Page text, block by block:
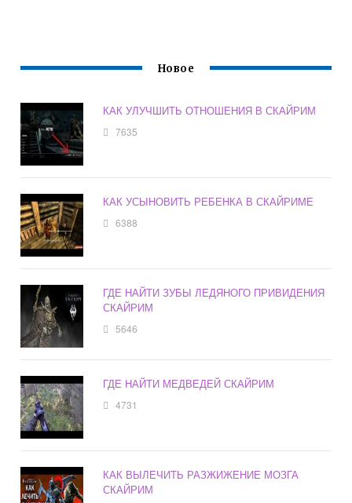
Новое
КАК УЛУЧШИТЬ ОТНОШЕНИЯ В СКАЙРИМ
7635
КАК УСЫНОВИТЬ РЕБЕНКА В СКАЙРИМЕ
6388
ГДЕ НАЙТИ ЗУБЫ ЛЕДЯНОГО ПРИВИДЕНИЯ
СКАЙРИМ
5646
ГДЕ НАЙТИ МЕДВЕДЕЙ СКАЙРИМ
4731
КАК ВЫЛЕЧИТЬ РАЗЖИЖЕНИЕ МОЗГА
СКАЙРИМ